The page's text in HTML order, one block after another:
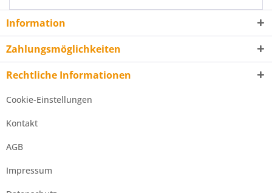
Information
Zahlungsmöglichkeiten
Rechtliche Informationen
Cookie-Einstellungen
Kontakt
AGB
Impressum